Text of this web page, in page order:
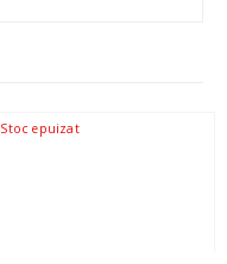
Stoc epuizat